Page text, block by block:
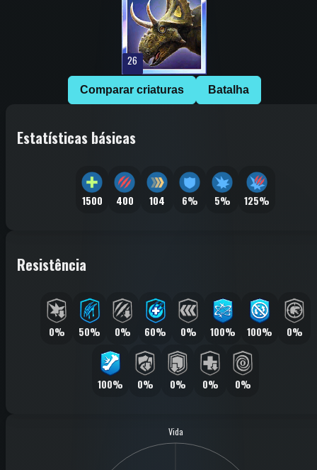
26
Comparar criaturas Batalha
Estatísticas básicas
1500 400 104 6% 5% 125%
Resistência
0% 50% 0% 60% 0% 100% 100% 0%
100% 0% 0% 0% 0%
Vida